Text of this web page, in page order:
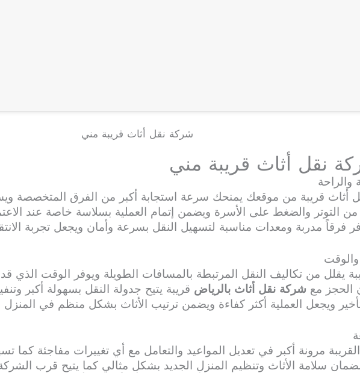
شركة نقل أثاث قريبة مني
نقل أثاث قريبة مني
والراحة
أثاث قريبة من موقعك يمنحك سرعة استجابة أكبر من الفرق المتخصصة
من التوتر والضغط على الأسرة ويضمن إتمام العملية بسلاسة خاصة عند
فرقاً مدربة ومعدات مناسبة لتسهيل النقل بسرعة وأمان ويجعل تجربة
والوقت
يقلل من تكاليف النقل المرتبطة بالمسافات الطويلة ويوفر الوقت الذي قد
الحجز مع شركة نقل أثاث بالرياض قريبة يتيح جدولة النقل بسهولة أكبر
ويجعل العملية أكثر كفاءة ويضمن ترتيب الأثاث بشكل منظم في المنزل
مرونة أكبر في تعديل المواعيد والتعامل مع أي تغييرات مفاجئة كما
سلامة الأثاث وتنظيم المنزل الجديد بشكل مثالي كما يتيح قرب